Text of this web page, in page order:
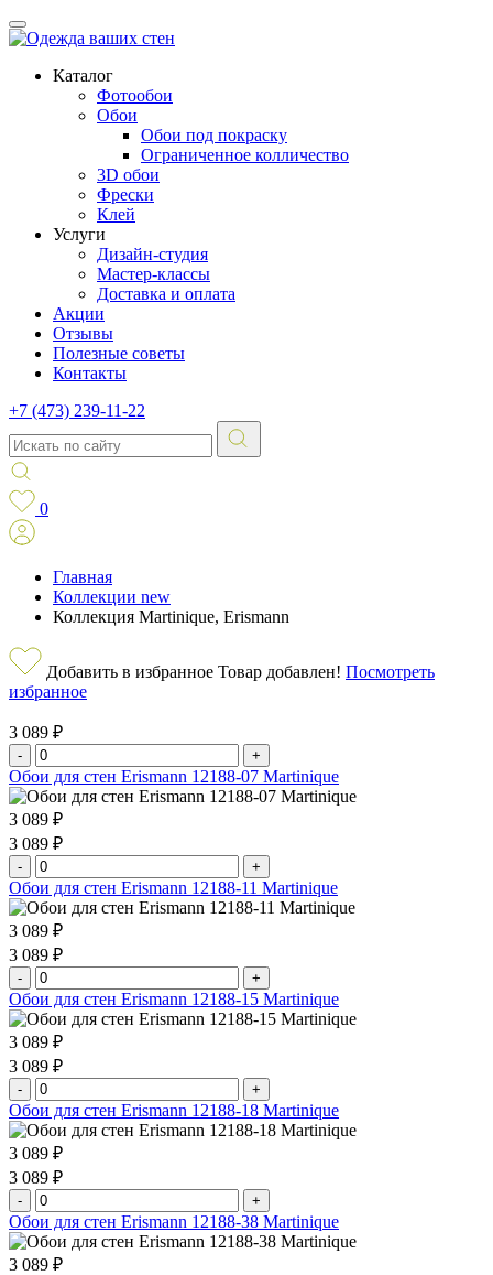
Каталог
Фотообои
Обои
Обои под покраску
Ограниченное колличество
3D обои
Фрески
Клей
Услуги
Дизайн-студия
Мастер-классы
Доставка и оплата
Акции
Отзывы
Полезные советы
Контакты
+7 (473) 239-11-22
0
Главная
Коллекции new
Коллекция Martinique, Erismann
Добавить в избранное Товар добавлен! Посмотреть
избранное
3 089 ₽
- +
Обои для стен Erismann 12188-07 Martinique
3 089 ₽
3 089 ₽
- +
Обои для стен Erismann 12188-11 Martinique
3 089 ₽
3 089 ₽
- +
Обои для стен Erismann 12188-15 Martinique
3 089 ₽
3 089 ₽
- +
Обои для стен Erismann 12188-18 Martinique
3 089 ₽
3 089 ₽
- +
Обои для стен Erismann 12188-38 Martinique
3 089 ₽